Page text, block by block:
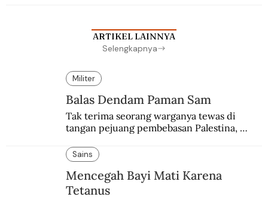
ARTIKEL LAINNYA
Selengkapnya
Militer
Balas Dendam Paman Sam
Tak terima seorang warganya tewas di
tangan pejuang pembebasan Palestina,
pembalasan.
Sains
Mencegah Bayi Mati Karena
Tetanus